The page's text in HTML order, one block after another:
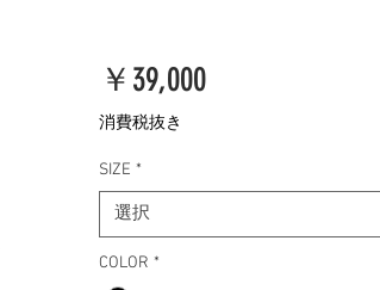
￥39,000価
消費税抜き
SIZE *
選択
COLOR *